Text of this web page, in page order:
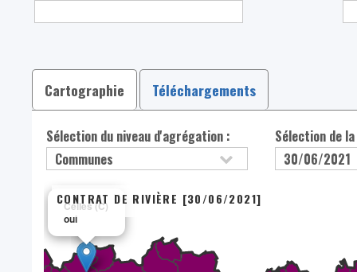
Cartographie Téléchargements
Sélection du niveau d'agrégation : Sélection de
Celles (C)
oui
×
CONTRAT DE RIVIÈRE [30/06/2021]